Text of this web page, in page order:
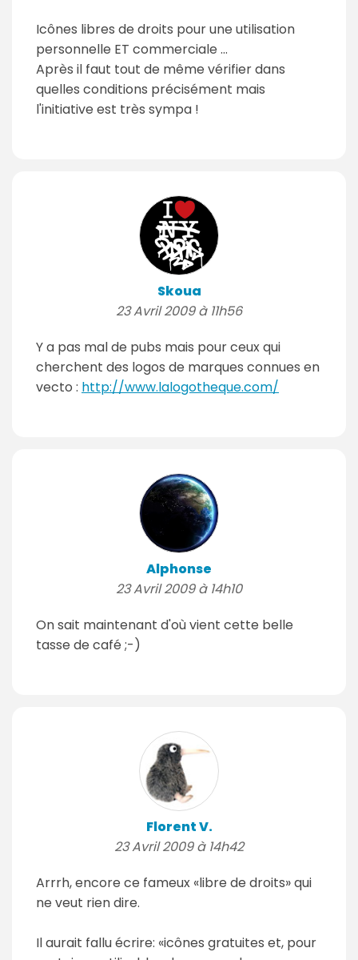
Icônes libres de droits pour une utilisation
personnelle ET commerciale ...
Après il faut tout de même vérifier dans
quelles conditions précisément mais
l'initiative est très sympa !
Skoua
23 Avril 2009 à 11h56
Y a pas mal de pubs mais pour ceux qui
cherchent des logos de marques connues en
vecto : http://www.lalogotheque.com/
Alphonse
23 Avril 2009 à 14h10
On sait maintenant d'où vient cette belle
tasse de café ;-)
Florent V.
23 Avril 2009 à 14h42
Arrrh, encore ce fameux «libre de droits» qui
ne veut rien dire.
Il aurait fallu écrire: «icônes gratuites et, pour